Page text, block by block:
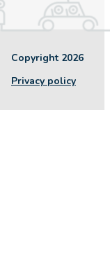
Copyright 2026
Privacy policy